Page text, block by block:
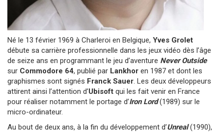
Né le 13 février 1969 à Charleroi en Belgique, Yves Grolet
débute sa carrière professionnelle dans les jeux vidéo dès l’âge
de seize ans en programmant le jeu d’aventure Never Outside
sur Commodore 64, publié par Lankhor en 1987 et dont les
graphismes sont signés Franck Sauer. Les deux développeurs
attirent ainsi l’attention d’Ubisoft qui les fait venir en France
pour réaliser notamment le portage d’Iron Lord(1989) sur le
micro-ordinateur.
Au bout de deux ans, à la fin du développement d’Unreal(1990),